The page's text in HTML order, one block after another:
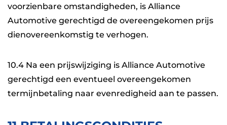
voorzienbare omstandigheden, is Alliance
Automotive gerechtigd de overeengekomen prijs
dienovereenkomstig te verhogen.
10.4 Na een prijswijziging is Alliance Automotive
gerechtigd een eventueel overeengekomen
termijnbetaling naar evenredigheid aan te passen.